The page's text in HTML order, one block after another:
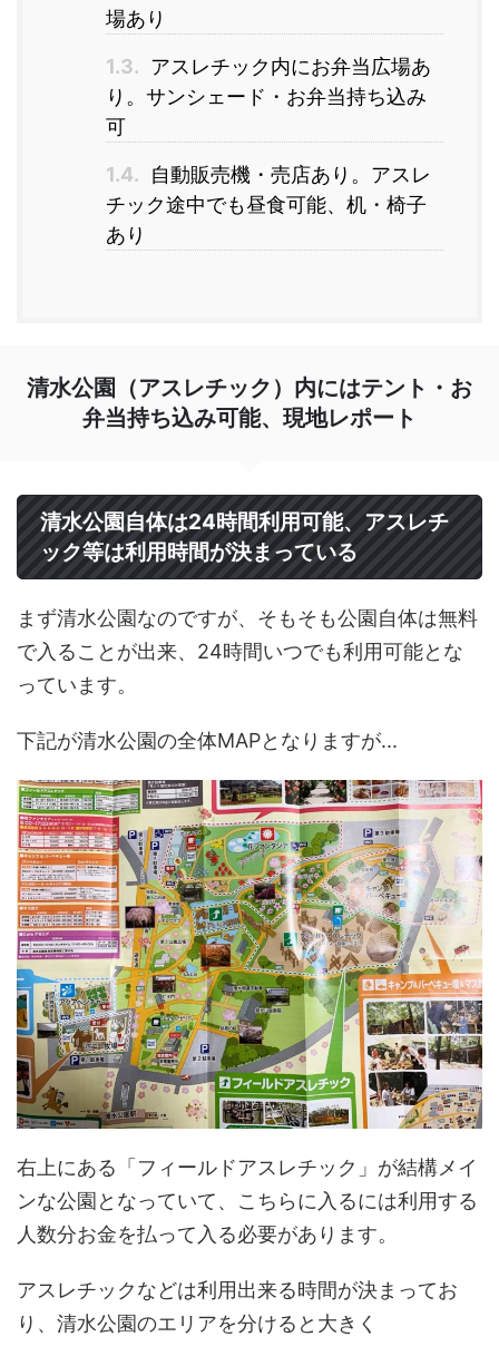
場あり
1.3. アスレチック内にお弁当広場あ
り。サンシェード・お弁当持ち込み
可
1.4.
自動販売機・売店あり。アスレ
チック途中でも昼食可能、机・椅子
あり
清水公園（アスレチック）内にはテント・お
弁当持ち込み可能、現地レポート
清水公園自体は24時間利用可能、アスレチ
ック等は利用時間が決まっている
まず清水公園なのですが、そもそも公園自体は無料
で入ることが出来、24時間いつでも利用可能とな
っています。
下記が清水公園の全体MAPとなりますが...
右上にある「フィールドアスレチック」が結構メイ
ンな公園となっていて、こちらに入るには利用する
人数分お金を払って入る必要があります。
アスレチックなどは利用出来る時間が決まってお
り、清水公園のエリアを分けると大きく